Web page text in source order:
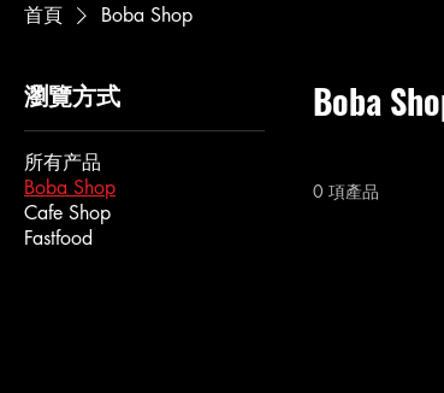
首頁 Boba Shop
瀏覽方式
所有产品
Boba Shop
Cafe Shop
Fastfood
Boba
0 項產品